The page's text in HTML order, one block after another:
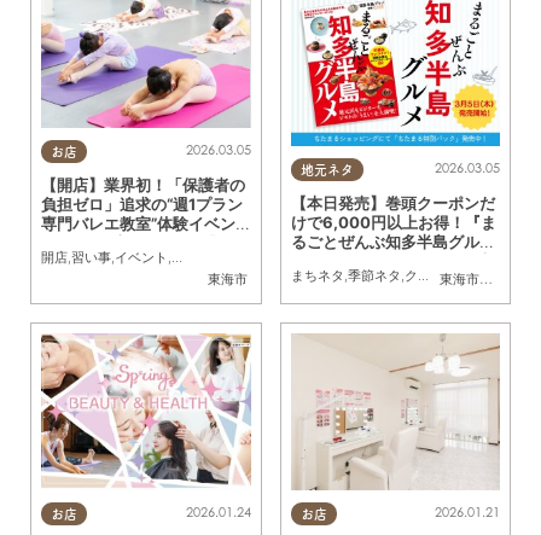
お店
東海市
2026.03.05
【開店】業界初！「保護者の
負担ゼロ」追求の“週1プラン
専門バレエ教室”体験イベン
B studio 創造の杜 東海支
部」が4月にオープン／ちた
まる広告
開店,習い事,イベント ,ちたまる広告
地元ネタ
東海市大府市
2026.03.05
【本日発売】巻頭クーポンだ
けで6,000円以上お得！『ま
るごとぜんぶ知多半島グル
徹底レビュー
まちネタ ,季節ネタ ,クーポン
お店 2026.01.24 お店 2026.01.21